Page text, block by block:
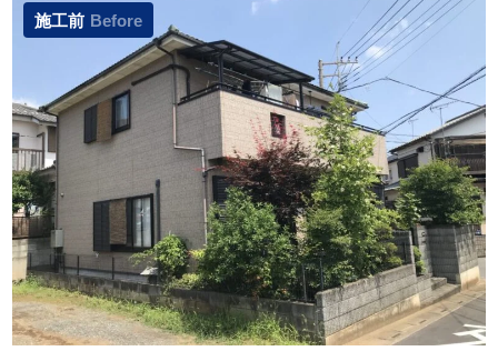
施工前 Before